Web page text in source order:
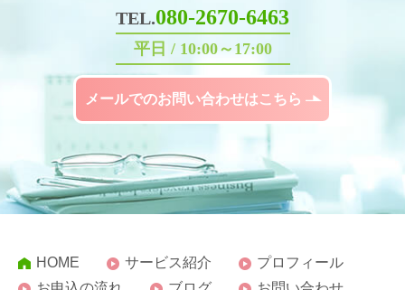
TEL.080-2670-6463
平日 / 10:00～17:00
メールでのお問い合わせはこちら
HOME サービス紹介
プロフィール